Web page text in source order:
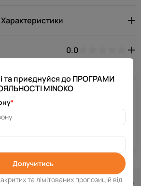
Характеристики
0.0
і ми зв’яжемося з тобою за
та приєднуйся до ПРОГРАМИ
MINOKO
*
Долучитись
та лімітованих пропозицій від